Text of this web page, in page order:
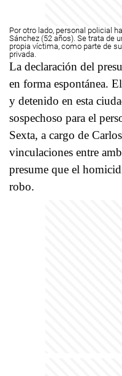
Por otro lado, personal policial
Sánchez (52 años). Se trata de
propia víctima, como parte de
privada.
La declaración del
en forma espontánea.
y detenido en esta
sospechoso para el
Sexta, a cargo de
vinculaciones entre
presume que el
robo.